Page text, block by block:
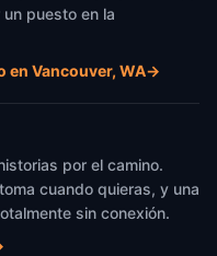
puesto en la
en Vancouver, WA→
por el camino.
cuando quieras, y una
sin conexión.